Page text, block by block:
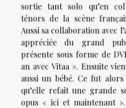
sortie tant solo qu’en
ténors de la scène
Aussi sa collaboration avec
appréciée du grand
présente sous forme de
an avec Vitaa ». Ensuite
aussi un bébé. Ce fut
qu’elle refait une grande
opus « ici et maintenant